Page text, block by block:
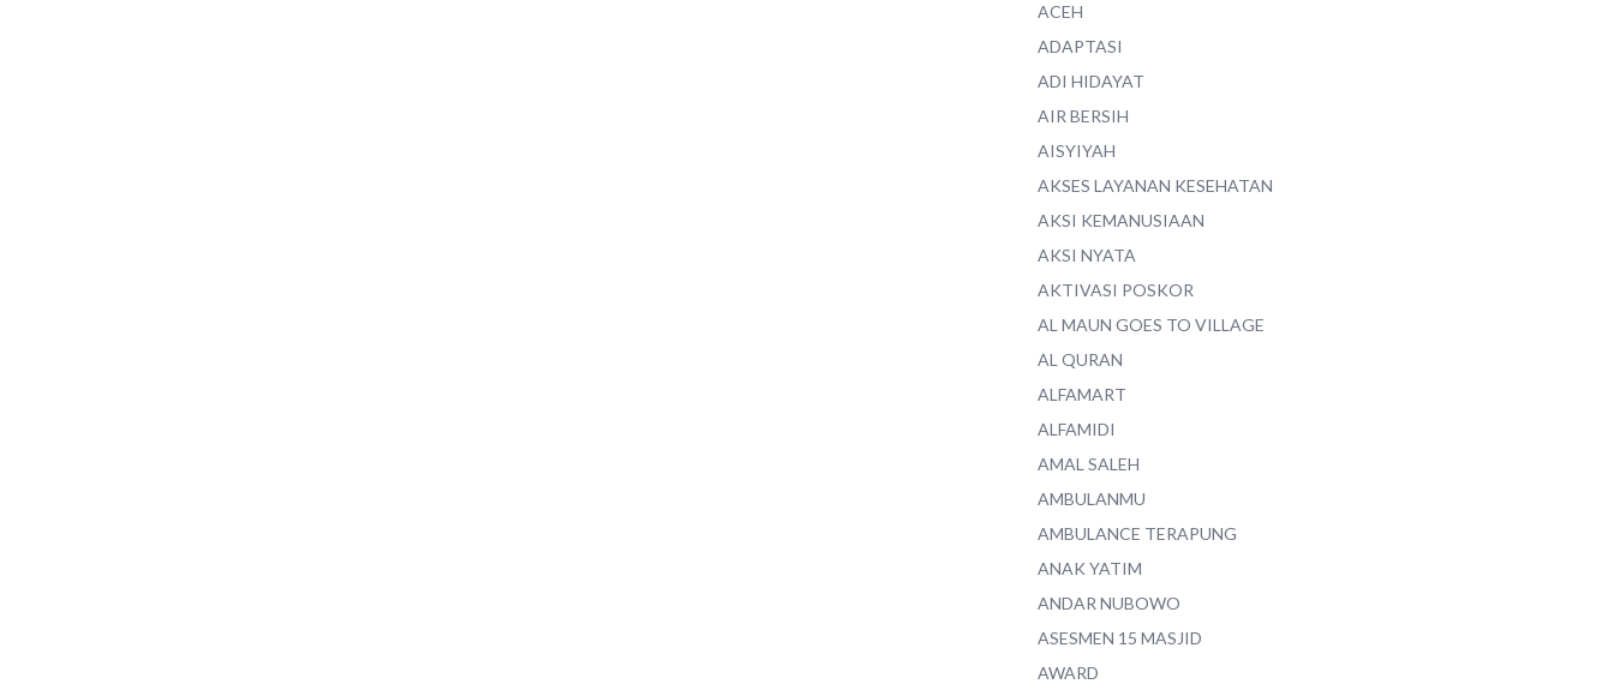
ACEH
ADAPTASI
ADI HIDAYAT
AIR BERSIH
AISYIYAH
AKSES LAYANAN KESEHATAN
AKSI KEMANUSIAAN
AKSI NYATA
AKTIVASI POSKOR
AL MAUN GOES TO VILLAGE
AL QURAN
ALFAMART
ALFAMIDI
AMAL SALEH
AMBULANMU
AMBULANCE TERAPUNG
ANAK YATIM
ANDAR NUBOWO
ASESMEN 15 MASJID
AWARD